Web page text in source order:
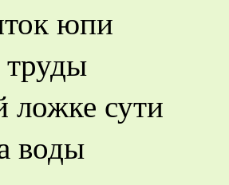
юпи
ложке сути
воды